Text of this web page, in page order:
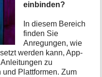
einbinden?
In diesem Bereich
finden Sie
Anregungen, wie
werden kann, App-
zu
Plattformen. Zum